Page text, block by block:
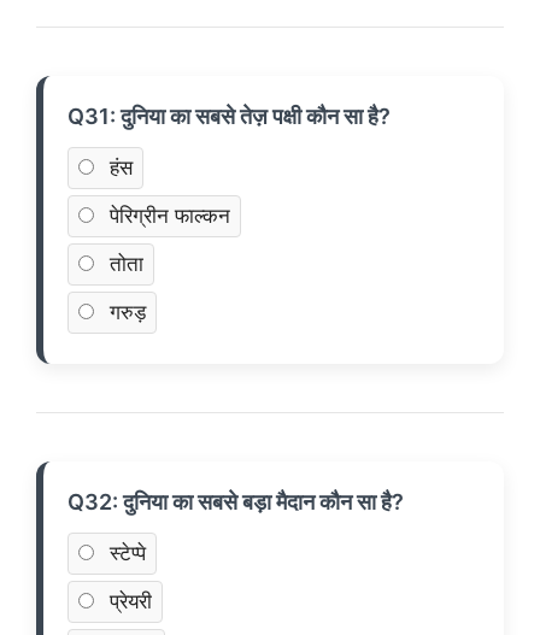
Q31: दुनिया का सबसे तेज़ पक्षी कौन सा है?
हंस
पेरिग्रीन फाल्कन
तोता
गरुड़
Q32: दुनिया का सबसे बड़ा मैदान कौन सा है?
स्टेप्पे
प्रेयरी